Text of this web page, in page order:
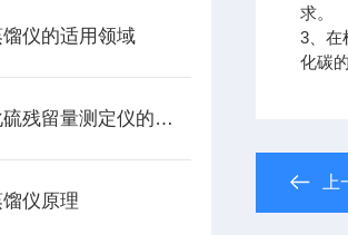
仪的适用领域
中药二氧化硫残留量测定仪的作用
仪原理
求。
3、在
化碳